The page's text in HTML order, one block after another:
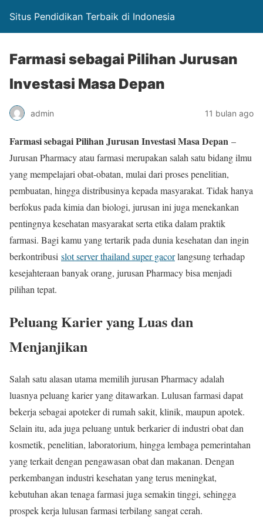
Situs Pendidikan Terbaik di Indonesia
Farmasi sebagai Pilihan Jurusan
Investasi Masa Depan
admin 11 bulan ago
Farmasi sebagai Pilihan Jurusan Investasi Masa Depan –
Jurusan Pharmacy atau farmasi merupakan salah satu bidang ilmu
yang mempelajari obat-obatan, mulai dari proses penelitian,
pembuatan, hingga distribusinya kepada masyarakat. Tidak hanya
berfokus pada kimia dan biologi, jurusan ini juga menekankan
pentingnya kesehatan masyarakat serta etika dalam praktik
farmasi. Bagi kamu yang tertarik pada dunia kesehatan dan ingin
berkontribusi slot server thailand super gacorlangsung terhadap
kesejahteraan banyak orang, jurusan Pharmacy bisa menjadi
pilihan tepat.
Peluang Karier yang Luas dan
Menjanjikan
Salah satu alasan utama memilih jurusan Pharmacy adalah
luasnya peluang karier yang ditawarkan. Lulusan farmasi dapat
bekerja sebagai apoteker di rumah sakit, klinik, maupun apotek.
Selain itu, ada juga peluang untuk berkarier di industri obat dan
kosmetik, penelitian, laboratorium, hingga lembaga pemerintahan
yang terkait dengan pengawasan obat dan makanan. Dengan
perkembangan industri kesehatan yang terus meningkat,
kebutuhan akan tenaga farmasi juga semakin tinggi, sehingga
prospek kerja lulusan farmasi terbilang sangat cerah.